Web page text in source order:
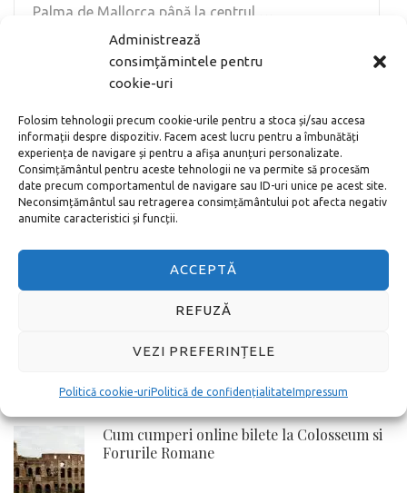
Administrează
consimțămintele pentru
cookie-uri
Folosim tehnologii precum cookie-urile pentru a stoca și/sau accesa
informații despre dispozitiv. Facem acest lucru pentru a îmbunătăți
experiența de navigare și pentru a afișa anunțuri personalizate.
Consimțământul pentru aceste tehnologii ne va permite să procesăm
date precum comportamentul de navigare sau ID-uri unice pe acest site.
Neconsimțământul sau retragerea consimțământului pot afecta negativ
anumite caracteristici și funcții.
ACCEPTĂ
REFUZĂ
VEZI PREFERINȚELE
Politică cookie-uriPolitică de confidențialitateImpressum
Palma de Mallorca până la centrul …
MAI DEPARTE
ARTICOLE POPULARE
Noul aeroport din Istanbul – cum ajung în
centru
Cum cumperi bilete la Vatican online adică
pe internet
Toate metodele de a ajunge de la
Aeroportul Schönefeld în centrul orașului
Cum cumperi online bilete la Colosseum si
Forurile Romane